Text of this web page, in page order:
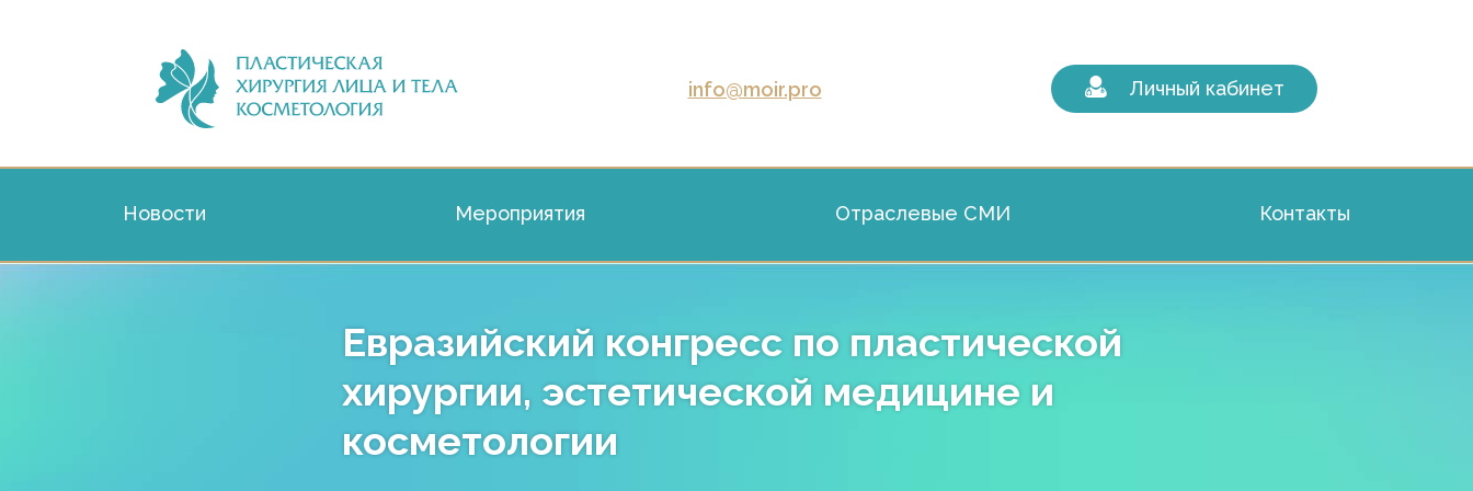
info@moir.pro Личный кабинет
Новости Мероприятия Отраслевые СМИ Контакты
Евразийский конгресс по пластической
хирургии, эстетической медицине и
косметологии